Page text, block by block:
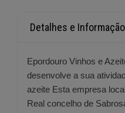
Detalhes e Informação
Epordouro Vinhos e
desenvolve a sua
azeite Esta empresa
Real concelho de